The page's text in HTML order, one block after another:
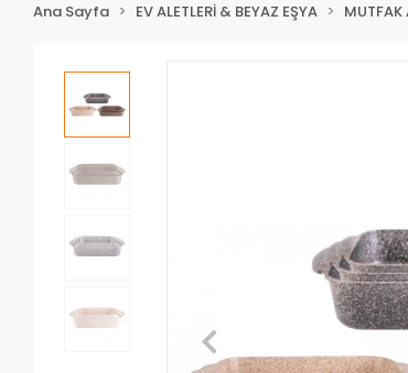
Ana Sayfa EV ALETLERİ & BEYAZ EŞYA MUTFAK